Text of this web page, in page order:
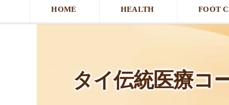
HOME HEALTH FOOT
タイ伝統医療コ